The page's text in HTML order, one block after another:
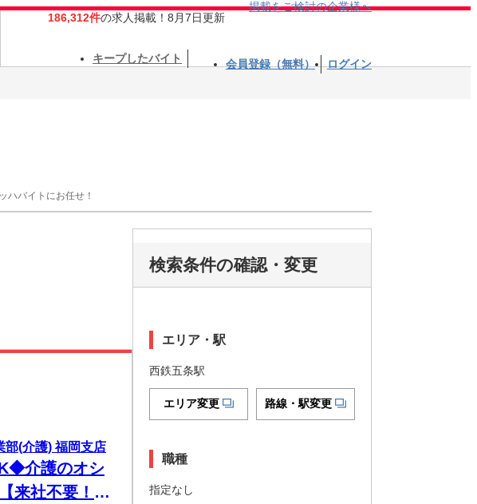
186,312件の求人掲載！8月7日更新
掲載をご検討の企業様へ
キープしたバイト 会員登録（無料） ログイン
ハバイトにお任せ！
部(介護) 福岡支店
介護のオシ
来社不要！
検索条件の確認・変更
エリア・駅
西鉄五条駅
エリア変更 路線・駅変更
職種
指定なし